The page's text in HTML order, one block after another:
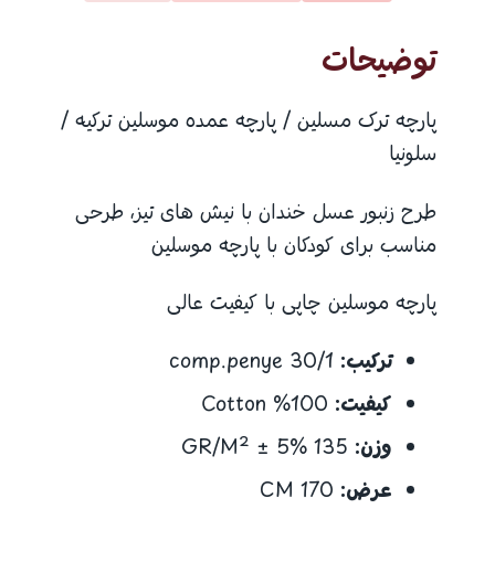
توضیحات
پارچه ترک مسلین / پارچه عمده موسلین ترکیه /
سلونیا
طرح زنبور عسل خندان با نیش های تیز، طرحی
مناسب برای کودکان با پارچه موسلین
پارچه موسلین چاپی با کیفیت عالی
ترکیب: 30/1 comp.penye
کیفیت:
وزن:
عرض: